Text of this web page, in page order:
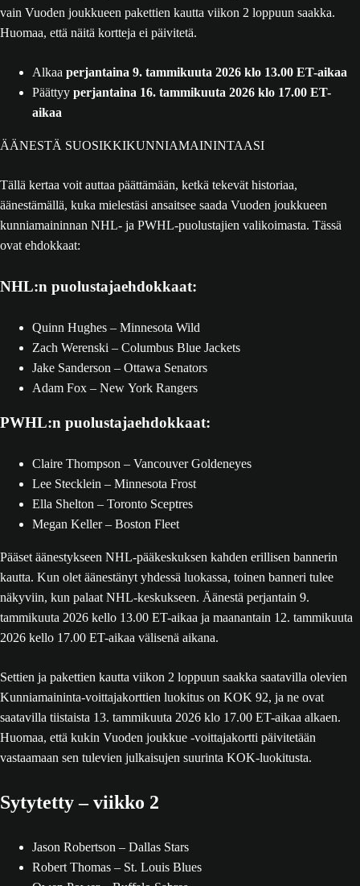
vain Vuoden joukkueen pakettien kautta viikon 2 loppuun saakka.
Huomaa, että näitä kortteja ei päivitetä.
Alkaa perjantaina 9. tammikuuta 2026 klo 13.00 ET-aikaa
Päättyy perjantaina 16. tammikuuta 2026 klo 17.00 ET-
aikaa
ÄÄNESTÄ SUOSIKKIKUNNIAMAININTAASI
Tällä kertaa voit auttaa päättämään, ketkä tekevät historiaa,
äänestämällä, kuka mielestäsi ansaitsee saada Vuoden joukkueen
kunniamaininnan NHL- ja PWHL-puolustajien valikoimasta. Tässä
ovat ehdokkaat:
NHL:n puolustajaehdokkaat:
Quinn Hughes – Minnesota Wild
Zach Werenski – Columbus Blue Jackets
Jake Sanderson – Ottawa Senators
Adam Fox – New York Rangers
PWHL:n puolustajaehdokkaat:
Claire Thompson – Vancouver Goldeneyes
Lee Stecklein – Minnesota Frost
Ella Shelton – Toronto Sceptres
Megan Keller – Boston Fleet
Pääset äänestykseen NHL-pääkeskuksen kahden erillisen bannerin
kautta. Kun olet äänestänyt yhdessä luokassa, toinen banneri tulee
näkyviin, kun palaat NHL-keskukseen. Äänestä perjantain 9.
tammikuuta 2026 kello 13.00 ET-aikaa ja maanantain 12. tammikuuta
2026 kello 17.00 ET-aikaa välisenä aikana.
Settien ja pakettien kautta viikon 2 loppuun saakka saatavilla olevien
Kunniamaininta-voittajakorttien luokitus on KOK 92, ja ne ovat
saatavilla tiistaista 13. tammikuuta 2026 klo 17.00 ET-aikaa alkaen.
Huomaa, että kukin Vuoden joukkue -voittajakortti päivitetään
vastaamaan sen tulevien julkaisujen suurinta KOK-luokitusta.
Sytytetty – viikko 2
Jason Robertson – Dallas Stars
Robert Thomas – St. Louis Blues